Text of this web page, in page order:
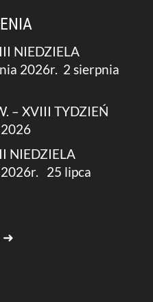
NIEDZIELA
2026r. 2 sierpnia
– XVIII TYDZIEŃ
NIEDZIELA
25 lipca
➜